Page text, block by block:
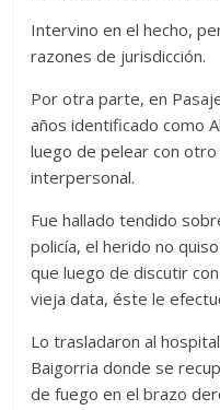
Intervino en el hecho,
razones de jurisdicción.
Por otra parte, en
años identificado como
luego de pelear con
interpersonal.
Fue hallado tendido
policía, el herido no
que luego de discutir
vieja data, éste le
Lo trasladaron al
Baigorria donde se
de fuego en el brazo